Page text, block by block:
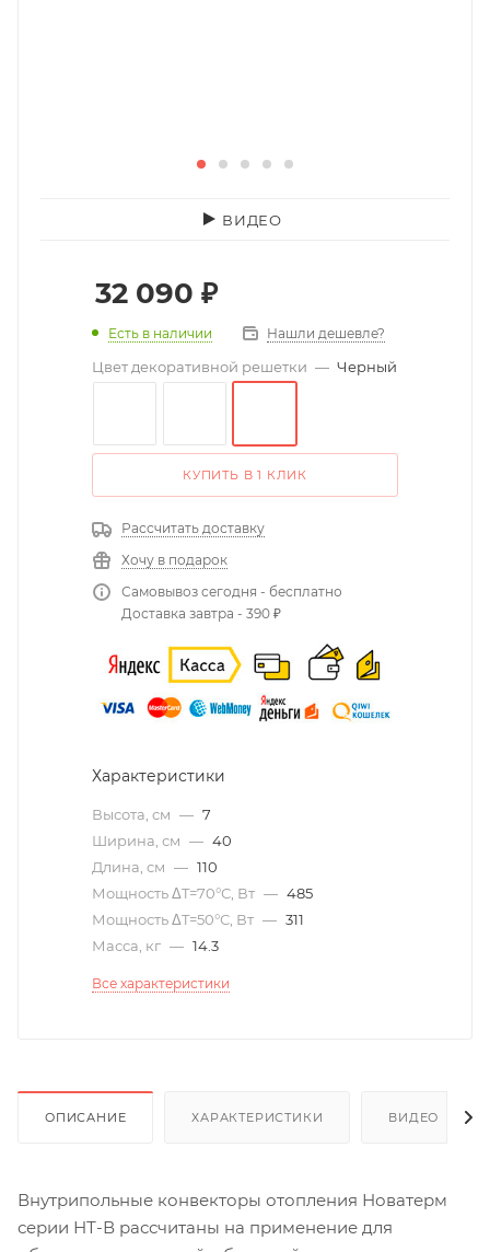
ВИДЕО
32 090 ₽
Есть в наличии Нашли дешевле?
Цвет декоративной решетки — Черный
КУПИТЬ В 1 КЛИК
Рассчитать доставку
Хочу в подарок
Самовывоз сегодня - бесплатно
Доставка завтра - 390 ₽
Характеристики
Высота, см — 7
Ширина, см — 40
Длина, см — 110
Мощность ΔT=70°С, Вт — 485
Мощность ΔT=50°С, Вт — 311
Масса, кг — 14.3
Все характеристики
ОПИСАНИЕ ХАРАКТЕРИСТИКИ ВИДЕО (6)
Внутрипольные конвекторы отопления Новатерм
серии НТ-В рассчитаны на применение для